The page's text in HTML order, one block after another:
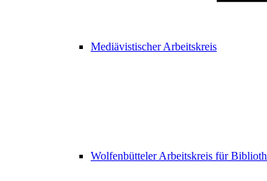
Mediävistischer Arbeitskreis
Wolfenbütteler Arbeitskreis für